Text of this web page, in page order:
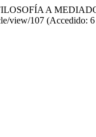
A
view/107 (Accedido: